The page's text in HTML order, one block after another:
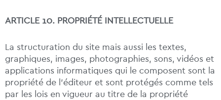
ARTICLE 10. PROPRIÉTÉ INTELLECTUELLE
La structuration du site mais aussi les textes,
graphiques, images, photographies, sons, vidéos et
applications informatiques qui le composent sont la
propriété de l’éditeur et sont protégés comme tels
par les lois en vigueur au titre de la propriété